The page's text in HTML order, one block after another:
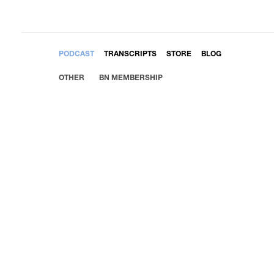
PODCAST TRANSCRIPTS STORE BLOG
OTHER BN MEMBERSHIP